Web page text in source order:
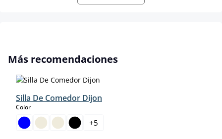
Omitir la galería de productos
Más recomendaciones
Silla De Comedor Dijon
Colorselect
+5